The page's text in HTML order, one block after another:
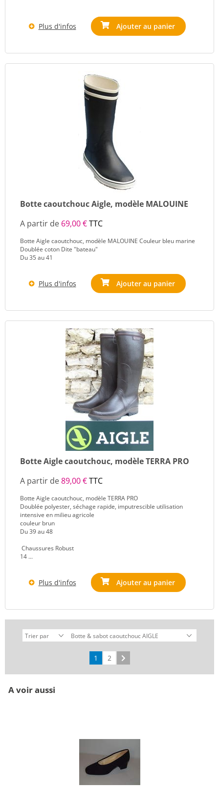
Plus d'infos Ajouter au panier
Botte caoutchouc Aigle, modèle MALOUINE
A partir de 69,00 €TTC
Botte Aigle caoutchouc, modèle MALOUINE Couleur bleu marine
Doublée coton Dite "bateau"
Du 35 au 41
Plus d'infos Ajouter au panier
Botte Aigle caoutchouc, modèle TERRA PRO
A partir de89,00 €TTC
Botte Aigle caoutchouc, modèle TERRA PRO
Doublée polyester, séchage rapide, imputrescible utilisation
intensive en milieu agricole
couleur brun
Du 39 au 48
Chaussures Robust
14 ...
Plus d'infos Ajouter au panier
1 2
A voir aussi